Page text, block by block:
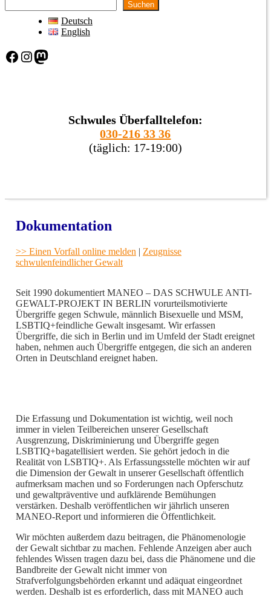
Suchen
Deutsch
English
Facebook Instagram Mastodon
Schwules Überfalltelefon:
030-216 33 36
(täglich: 17-19:00)
Dokumentation
>> Einen Vorfall online melden | Zeugnisse
schwulenfeindlicher Gewalt
Seit 1990 dokumentiert MANEO – DAS SCHWULE ANTI-
GEWALT-PROJEKT IN BERLIN vorurteilsmotivierte
Übergriffe gegen Schwule, männlich Bisexuelle und MSM,
LSBTIQ+feindliche Gewalt insgesamt. Wir erfassen
Übergriffe, die sich in Berlin und im Umfeld der Stadt ereignet
haben, nehmen auch Übergriffe entgegen, die sich an anderen
Orten in Deutschland ereignet haben.
Die Erfassung und Dokumentation ist wichtig, weil noch
immer in vielen Teilbereichen unserer Gesellschaft
Ausgrenzung, Diskriminierung und Übergriffe gegen
LSBTIQ+bagatellisiert werden. Sie gehört jedoch in die
Realität von LSBTIQ+. Als Erfassungsstelle möchten wir auf
die Dimension der Gewalt in unserer Gesellschaft öffentlich
aufmerksam machen und so Forderungen nach Opferschutz
und gewaltpräventive und aufklärende Bemühungen
verstärken. Deshalb veröffentlichen wir jährlich unseren
MANEO-Report und informieren die Öffentlichkeit.
Wir möchten außerdem dazu beitragen, die Phänomenologie
der Gewalt sichtbar zu machen. Fehlende Anzeigen aber auch
fehlendes Wissen tragen dazu bei, dass die Phänomene und die
Bandbreite der Gewalt nicht immer von
Strafverfolgungsbehörden erkannt und adäquat eingeordnet
werden. Deshalb ist es erforderlich, dass mit MANEO auch